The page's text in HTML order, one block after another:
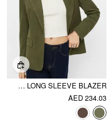
CORDUROY NOTCHED COLLAR LONG SLEEVE BLAZER
AED 234.03